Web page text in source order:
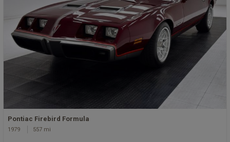
Pontiac Firebird Formula
1979 557 mi